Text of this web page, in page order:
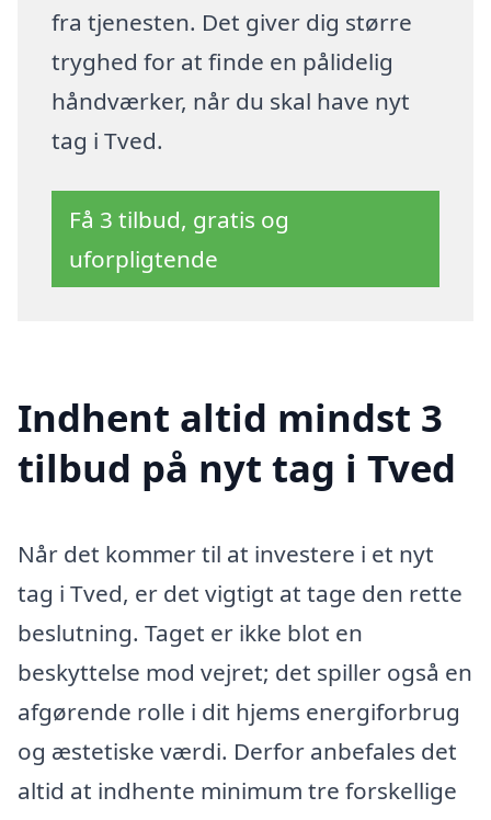
fra tjenesten. Det giver dig større
tryghed for at finde en pålidelig
håndværker, når du skal have nyt
tag i Tved.
Få 3 tilbud, gratis og
uforpligtende
Indhent altid mindst 3
tilbud på nyt tag i Tved
Når det kommer til at investere i et nyt
tag i Tved, er det vigtigt at tage den rette
beslutning. Taget er ikke blot en
beskyttelse mod vejret; det spiller også en
afgørende rolle i dit hjems energiforbrug
og æstetiske værdi. Derfor anbefales det
altid at indhente minimum tre forskellige